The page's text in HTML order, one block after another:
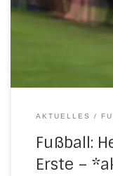
einem
Gast, ließ H/N/U II
AKTUELLES
Fußball:
Erste –